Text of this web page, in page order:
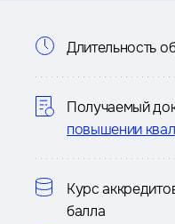
о
курсе
Длительность
Получаемый
повышении
Курс
балла